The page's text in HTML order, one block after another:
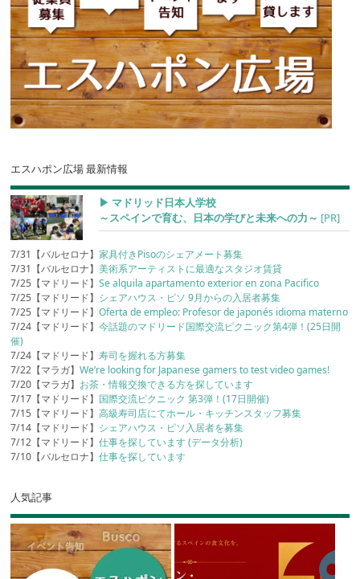
エスハポン広場 最新情報
▶︎ マドリッド日本人学校
～スペインで育む、日本の学びと未来への力～ [PR]
7/31【バルセロナ】家具付きPisoのシェアメート募集
7/31【バルセロナ】美術系アーティストに最適なスタジオ賃貸
7/25【マドリード】Se alquila apartamento exterior en zona Pacifico
7/25【マドリード】 シェアハウス・ピソ 9月からの入居者募集
7/25【マドリード】Oferta de empleo: Profesor de japonés idioma materno
7/24【マドリード】今話題のマドリード国際交流ピクニック第4弾！(25日開
催)
7/24【マドリード】寿司を握れる方募集
7/22【マラガ】We’re looking for Japanese gamers to test video games!
7/20【マラガ】 お茶・情報交換できる方を探しています
7/17【マドリード】 国際交流ピクニック 第3弾！(17日開催)
7/15【マドリード】高級寿司店にてホール・キッチンスタッフ募集
7/14【マドリード】 シェアハウス・ピソ入居者を募集
7/12【マドリード】仕事を探しています (データ分析)
7/10【バルセロナ】仕事を探しています
人気記事